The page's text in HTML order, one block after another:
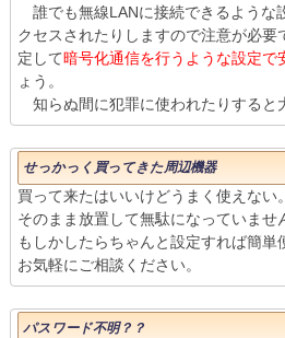
誰でも無線LANに接続できるような
クセスされたりしますので注意が必要
定して暗号化通信を行うような設定で
ょう。
知らぬ間に犯罪に使われたりすると
せっかっく買ってきた周辺機器
買って来たはいいけどうまく使えない。
そのまま放置して無駄になっていませ
もしかしたらちゃんと設定すれば簡単
お気軽にご相談ください。
パスワード不明？？